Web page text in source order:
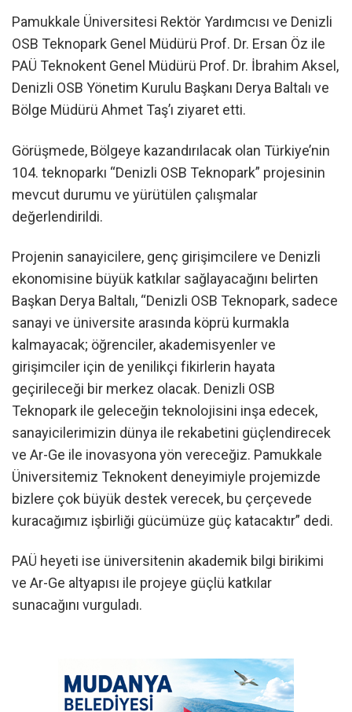
Pamukkale Üniversitesi Rektör Yardımcısı ve Denizli
OSB Teknopark Genel Müdürü Prof. Dr. Ersan Öz ile
PAÜ Teknokent Genel Müdürü Prof. Dr. İbrahim Aksel,
Denizli OSB Yönetim Kurulu Başkanı Derya Baltalı ve
Bölge Müdürü Ahmet Taş’ı ziyaret etti.
Görüşmede, Bölgeye kazandırılacak olan Türkiye’nin
104. teknoparkı “Denizli OSB Teknopark” projesinin
mevcut durumu ve yürütülen çalışmalar
değerlendirildi.
Projenin sanayicilere, genç girişimcilere ve Denizli
ekonomisine büyük katkılar sağlayacağını belirten
Başkan Derya Baltalı, “Denizli OSB Teknopark, sadece
sanayi ve üniversite arasında köprü kurmakla
kalmayacak; öğrenciler, akademisyenler ve
girişimciler için de yenilikçi fikirlerin hayata
geçirileceği bir merkez olacak. Denizli OSB
Teknopark ile geleceğin teknolojisini inşa edecek,
sanayicilerimizin dünya ile rekabetini güçlendirecek
ve Ar-Ge ile inovasyona yön vereceğiz. Pamukkale
Üniversitemiz Teknokent deneyimiyle projemizde
bizlere çok büyük destek verecek, bu çerçevede
kuracağımız işbirliği gücümüze güç katacaktır” dedi.
PAÜ heyeti ise üniversitenin akademik bilgi birikimi
ve Ar-Ge altyapısı ile projeye güçlü katkılar
sunacağını vurguladı.